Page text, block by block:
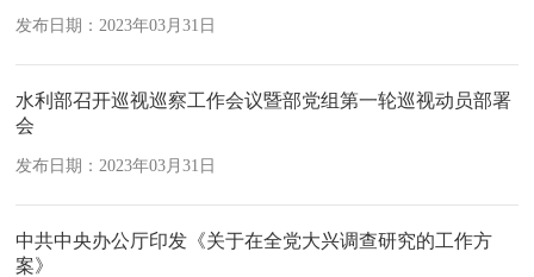
发布日期：2023年03月31日
水利部召开巡视巡察工作会议暨部党组第一轮巡视动员部署
会
发布日期：2023年03月31日
中共中央办公厅印发《关于在全党大兴调查研究的工作方
案》